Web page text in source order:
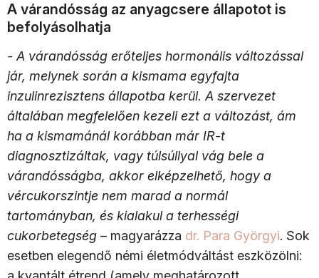
A várandósság az anyagcsere állapotot is
befolyásolhatja
- A várandósság erőteljes hormonális változással
jár, melynek során a kismama egyfajta
inzulinrezisztens állapotba kerül. A szervezet
általában megfelelően kezeli ezt a változást, ám
ha a kismamánál korábban már IR-t
diagnosztizáltak, vagy túlsúllyal vág bele a
várandósságba, akkor elképzelhető, hogy a
vércukorszintje nem marad a normál
tartományban, és kialakul a terhességi
cukorbetegség – magyarázza dr. Para Györgyi. Sok
esetben elegendő némi életmódváltást eszközölni: